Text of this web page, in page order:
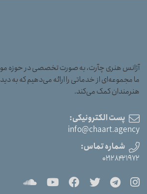
آژانس هنری چآرت، به صورت تخصصی در حوزه
ما مجموعه‌ای از خدماتی را ارائه می‌دهیم که به
هنرمندان کمک می‌کند.
پست الکترونیکی:
info@chaart.agency
شماره تماس:
۰۲۱۲۸۴۲۱۹۷۲